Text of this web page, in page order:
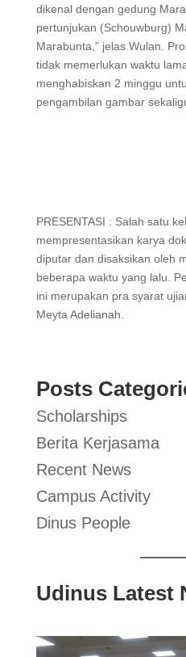
dikenal dengan gedung
pertunjukan (Schouwburg)
Marabunta,” jelas Wulan.
tidak memerlukan waktu
menghabiskan 2 minggu
pengambilan gambar
PRESENTASI : Salah satu
mempresentasikan karya
diputar dan disaksikan oleh
beberapa waktu yang lalu.
ini merupakan pra syarat
Meyta Adelianah.
Posts
Scholarships
Berita Kerjasama
Recent News
Campus Activity
Dinus People
Udinus Latest